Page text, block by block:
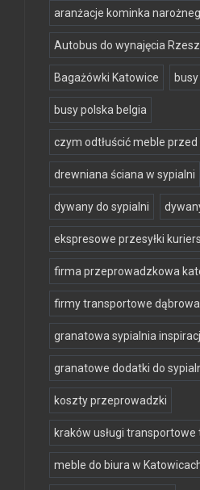
aranżacje kominka
Autobus do wynajęcia
Bagażówki Katowice
busy polska belgia
czym odtłuścić meble
drewniana ściana w sypialni
dywany do sypialni
ekspresowe przesyłki
firma przeprowadzkowa
firmy transportowe
granatowa sypialnia
granatowe dodatki do
koszty przeprowadzki
kraków usługi transportowe
meble do biura w